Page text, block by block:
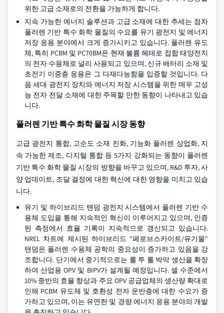
위한 고급 소재로의 전환을 가능하게 합니다.
지속 가능한 에너지 솔루션과 고급 소재에 대한 추세는 점차
풀러렌 기반 특수 화학 물질의 수요를 유기 광전지 및 에너지
저장 응용 분야에서 크게 증가시키고 있습니다. 풀러렌 유도
체, 특히 PCBM 및 PC70BM은 현재 볼륨 헤테로 접합 태양전지
의 전자 수용체로 널리 사용되고 있으며, 신규 배터리 소재 및
초전기 이중층 응용은 그 다재다능함을 입증할 것입니다. 다
음 세대 광전지 장치와 에너지 저장 시스템을 위한 매우 고성
능 전자 전달 소재에 대한 주목할 만한 동향이 나타내고 있습
니다.
풀러렌 기반 특수 화학 물질 시장 동향
고급 광전지 통합, 고순도 소재 진화, 기능화 풀러렌 상업화, 지
속 가능한 제조, 디지털 통합 등 5가지 강화되는 동향이 풀러렌
기반 특수 화학 물질 시장의 방향을 바꾸고 있으며, R&D 투자, 사
양 업데이트, 조달 결정에 대한 혁신에 대한 영향을 미치고 있습
니다.
유기 및 하이브리드 탠덤 광전지 시스템에서 풀러렌 기반 수
용체 도입을 통해 지속적인 혁신이 이루어지고 있으며, 인증
된 측정에서 효율 기록이 지속적으로 갱신되고 있습니다.
NREL 차트에 제시된 하이브리드 "페로브스카이트/유기물"
탠덤은 풀러렌 수용체 공학의 중요성이 증가하고 있음을 강
조합니다. 단기에서 중기적으로는 롤 투 롤 박막 생산을 확장
하여 산업용 OPV 및 BIPV가 설계될 예정입니다. 셀 수준에서
10% 중반의 효율 향상과 주요 OPV 공급업체의 생산량 확대로
인해 PCBM 유도체 및 호환성 전자 운반층에 대한 수요가 증
가하고 있으며, 이는 유연한 및 경량 에너지 응용 분야의 개발